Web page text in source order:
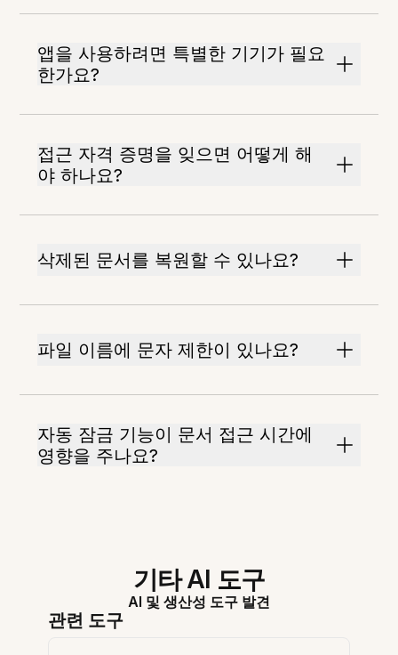
앱을 사용하려면 특별한 기기가 필요
한가요?
접근 자격 증명을 잊으면 어떻게 해
야 하나요?
삭제된 문서를 복원할 수 있나요?
파일 이름에 문자 제한이 있나요?
자동 잠금 기능이 문서 접근 시간에
영향을 주나요?
기타 AI 도구
AI 및 생산성 도구 발견
관련 도구